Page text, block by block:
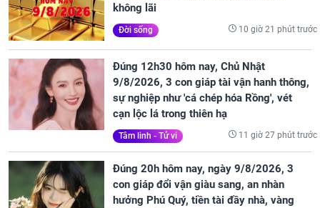
không lãi
Đời sống 10 giờ 21 phút trước
Đúng 12h30 hôm nay, Chủ Nhật
9/8/2026, 3 con giáp tài vận hanh thông,
sự nghiệp như 'cá chép hóa Rồng', vét
cạn lộc lá trong thiên hạ
Tâm linh - Tử vi 11 giờ 27 phút trước
Đúng 20h hôm nay, ngày 9/8/2026, 3
con giáp đổi vận giàu sang, an nhàn
hưởng Phú Quý, tiền tài đầy nhà, vàng